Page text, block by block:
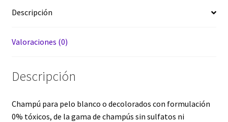
Descripción
Valoraciones (0)
Descripción
Champú para pelo blanco o decolorados con formulación
0% tóxicos, de la gama de champús sin sulfatos ni